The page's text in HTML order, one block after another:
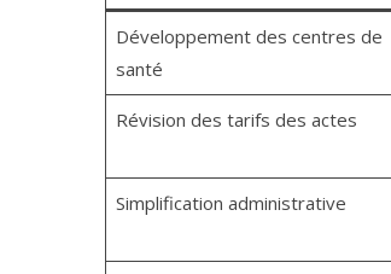
Développement des centres de
santé
Révision des tarifs des actes
Simplification administrative